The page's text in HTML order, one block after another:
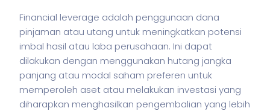
Financial leverage adalah penggunaan dana
pinjaman atau utang untuk meningkatkan potensi
imbal hasil atau laba perusahaan. Ini dapat
dilakukan dengan menggunakan hutang jangka
panjang atau modal saham preferen untuk
memperoleh aset atau melakukan investasi yang
diharapkan menghasilkan pengembalian yang lebih